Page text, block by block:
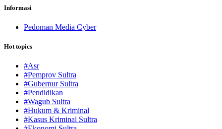
Informasi
Pedoman Media Cyber
Hot topics
#Asr
#Pemprov Sultra
#Gubernur Sultra
#Pendidikan
#Wagub Sultra
#Hukum & Kriminal
#Kasus Kriminal Sultra